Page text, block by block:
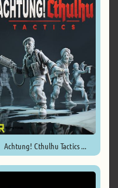
Achtung! Cthulhu Tactics ...